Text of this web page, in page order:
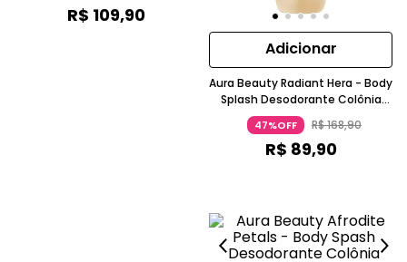
R$ 109,90
Adicionar
Aura Beauty Radiant Hera - Body
Splash Desodorante Colônia
200ml
47%OFF R$168,90
R$ 89,90